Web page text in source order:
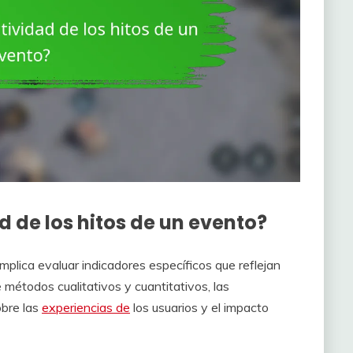
de los hitos de un evento?
evaluar indicadores específicos que reflejan
cualitativos y cuantitativos, las
las experiencias de los usuarios y el impacto